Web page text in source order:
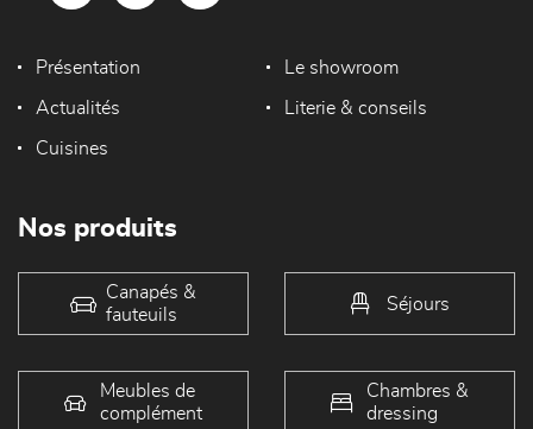
Présentation Le showroom
Actualités Literie & conseils
Cuisines
Nos produits
Canapés &
fauteuils
Séjours
Meubles de
complément
Chambres &
dressing